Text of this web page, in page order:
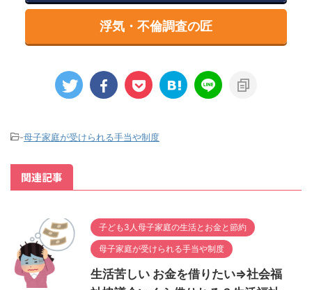
浮気・不倫調査の匠
-母子家庭が受けられる手当や制度
関連記事
子ども3人母子家庭の生活とお金と節約
母子家庭が受けられる手当や制度
生活苦しい お金を借りたい⇒社会福